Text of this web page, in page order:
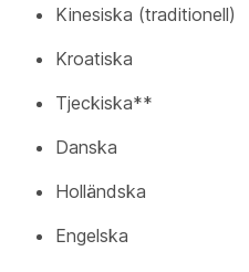
Kinesiska (traditionell)
Kroatiska
Tjeckiska**
Danska
Holländska
Engelska